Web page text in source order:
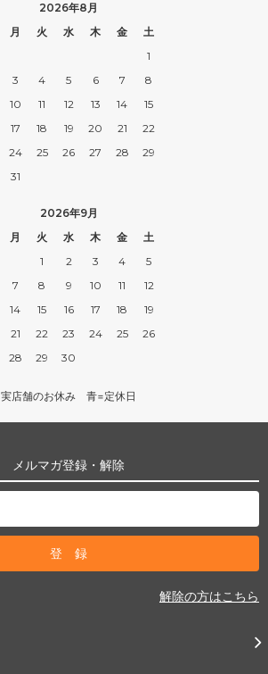
2026年8月
月 火 水 木 金
土
1
3 4 5 6 7
8
10 11 12 13 14
15
17 18 19 20 21
22
24 25 26 27 28
29
31
2026年9月
月 火 水 木 金
土
1
2 3 4
5
7 8 9 10 11
12
14 15 16 17 18
19
21 22 23 24 25
26
28 29 30
実店舗のお休み 青=定休日
メルマガ登録・解除
解除の方はこちら